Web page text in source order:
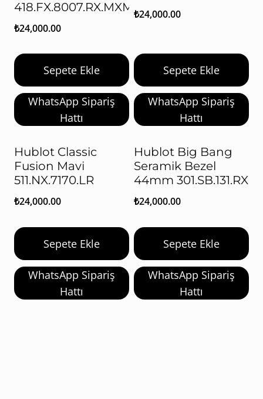
418.FX.8007.RX.MXM21
₺24,000.00
Sepete Ekle
WhatsApp Sipariş
Hattı
₺24,000.00
Sepete Ekle
WhatsApp Sipariş
Hattı
Hublot Classic
Fusion Mavi
511.NX.7170.LR
₺24,000.00
Sepete Ekle
WhatsApp Sipariş
Hattı
Hublot Big Bang
Seramik Bezel
44mm 301.SB.131.RX
₺24,000.00
Sepete Ekle
WhatsApp Sipariş
Hattı